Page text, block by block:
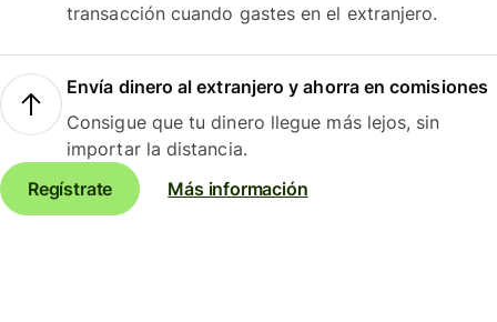
transacción cuando gastes en el extranjero.
Envía dinero al extranjero y ahorra en comisiones
Consigue que tu dinero llegue más lejos, sin
importar la distancia.
Regístrate
Más información